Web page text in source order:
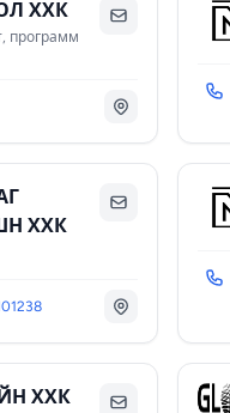
ХХК
программ
ХХК
ХХК